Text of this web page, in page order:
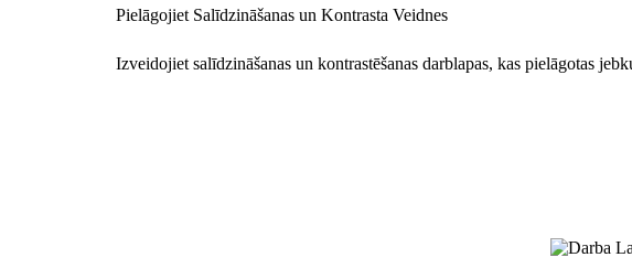
Pielāgojiet Salīdzināšanas un Kontrasta Veidnes
Izveidojiet salīdzināšanas un kontrastēšanas darblapas, kas pielāgotas